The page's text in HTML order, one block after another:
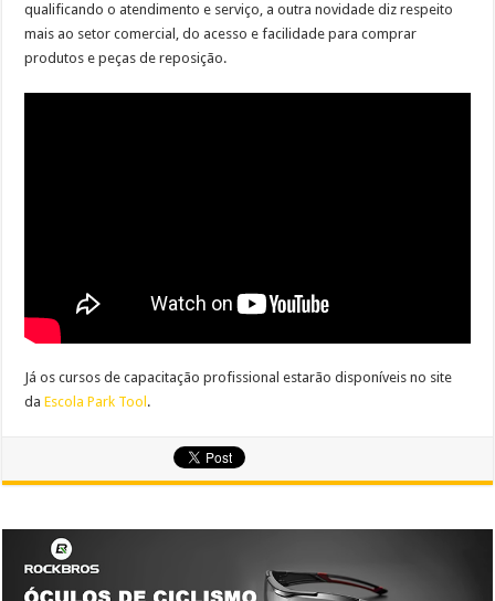
qualificando o atendimento e serviço, a outra novidade diz respeito
mais ao setor comercial, do acesso e facilidade para comprar
produtos e peças de reposição.
Já os cursos de capacitação profissional estarão disponíveis no site
daEscola Park Tool .